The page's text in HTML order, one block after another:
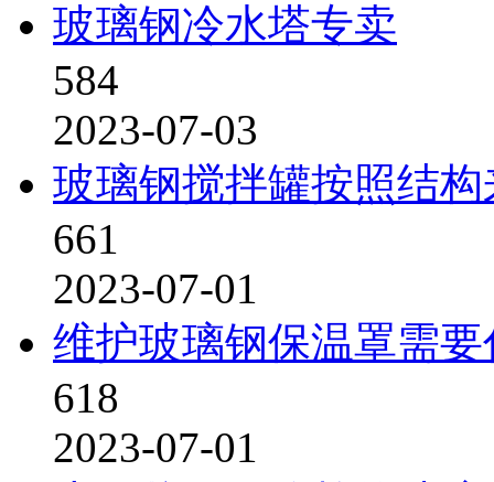
玻璃钢冷水塔专卖
584
2023-07-03
玻璃钢搅拌罐按照结
661
2023-07-01
维护玻璃钢保温罩需
618
2023-07-01